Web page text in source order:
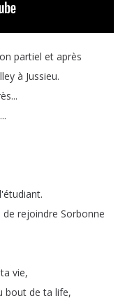
partiel et après
à Jussieu.
...
...
.
de rejoindre Sorbonne
ta vie,
bout de ta life,